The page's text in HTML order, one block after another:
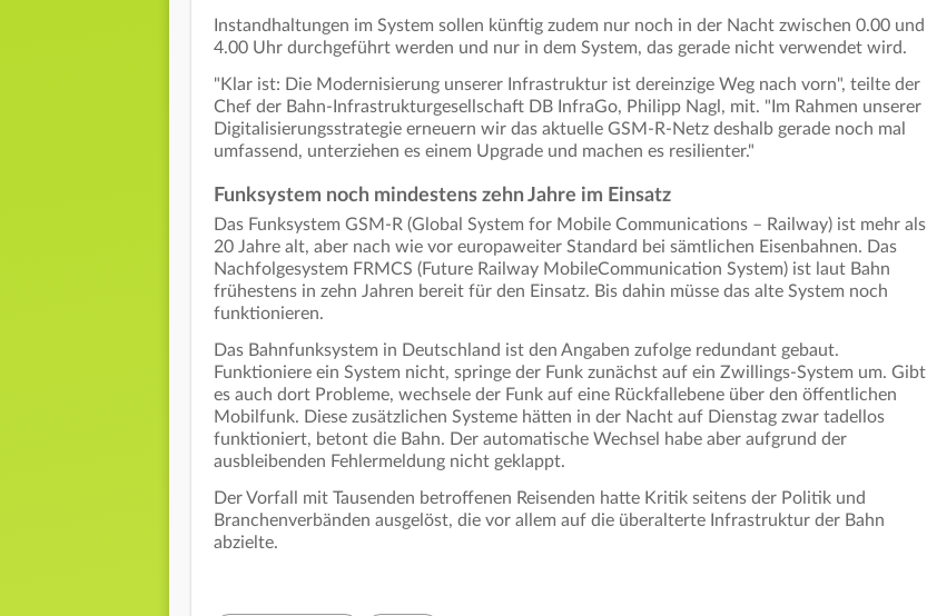
Instandhaltungen im System sollen künftig zudem nur noch in der Nacht zwischen 0.00 und
4.00 Uhr durchgeführt werden und nur in dem System, das gerade nicht verwendet wird.
"Klar ist: Die Modernisierung unserer Infrastruktur ist dereinzige Weg nach vorn", teilte der
Chef der Bahn-Infrastrukturgesellschaft DB InfraGo, Philipp Nagl, mit. "Im Rahmen unserer
Digitalisierungsstrategie erneuern wir das aktuelle GSM-R-Netz deshalb gerade noch mal
umfassend, unterziehen es einem Upgrade und machen es resilienter."
Funksystem noch mindestens zehn Jahre im Einsatz
Das Funksystem GSM-R (Global System for Mobile Communications – Railway) ist mehr als
20 Jahre alt, aber nach wie vor europaweiter Standard bei sämtlichen Eisenbahnen. Das
Nachfolgesystem FRMCS (Future Railway MobileCommunication System) ist laut Bahn
frühestens in zehn Jahren bereit für den Einsatz. Bis dahin müsse das alte System noch
funktionieren.
Das Bahnfunksystem in Deutschland ist den Angaben zufolge redundant gebaut.
Funktioniere ein System nicht, springe der Funk zunächst auf ein Zwillings-System um. Gibt
es auch dort Probleme, wechsele der Funk auf eine Rückfallebene über den öffentlichen
Mobilfunk. Diese zusätzlichen Systeme hätten in der Nacht auf Dienstag zwar tadellos
funktioniert, betont die Bahn. Der automatische Wechsel habe aber aufgrund der
ausbleibenden Fehlermeldung nicht geklappt.
Der Vorfall mit Tausenden betroffenen Reisenden hatte Kritik seitens der Politik und
Branchenverbänden ausgelöst, die vor allem auf die überalterte Infrastruktur der Bahn
abzielte.